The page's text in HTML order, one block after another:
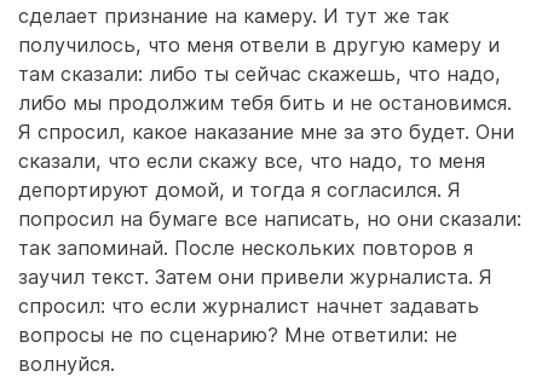
сделает признание на камеру. И тут же так
получилось, что меня отвели в другую камеру и
там сказали: либо ты сейчас скажешь, что надо,
либо мы продолжим тебя бить и не остановимся.
Я спросил, какое наказание мне за это будет. Они
сказали, что если скажу все, что надо, то меня
депортируют домой, и тогда я согласился. Я
попросил на бумаге все написать, но они сказали:
так запоминай. После нескольких повторов я
заучил текст. Затем они привели журналиста. Я
спросил: что если журналист начнет задавать
вопросы не по сценарию? Мне ответили: не
волнуйся.